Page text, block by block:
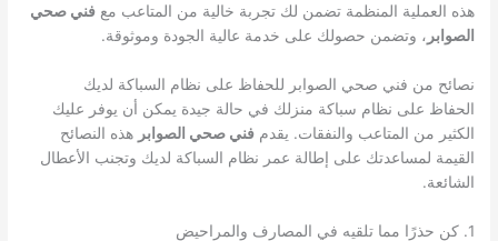
هذه العملية المنظمة تضمن لك تجربة خالية من المتاعب معفني صحي
الصوابر ، وتضمن حصولك على خدمة عالية الجودة وموثوقة.
نصائح من فني صحي الصوابر للحفاظ على نظام السباكة لديك
الحفاظ على نظام سباكة منزلك في حالة جيدة يمكن أن يوفر عليك
الكثير من المتاعب والنفقات. يقدمفني صحي الصوابر هذه النصائح
القيمة لمساعدتك على إطالة عمر نظام السباكة لديك وتجنب الأعطال
الشائعة.
1. كن حذرًا مما تلقيه في المصارف والمراحيض